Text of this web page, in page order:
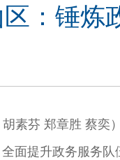
：锤炼
芬 郑章胜 蔡奕）
提升政务服务队